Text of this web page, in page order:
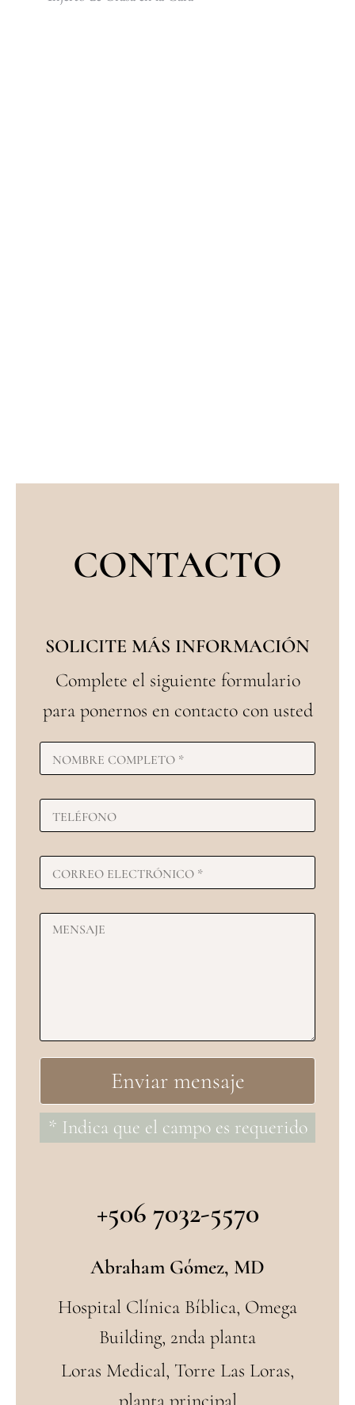
CONTACTO
SOLICITE MÁS INFORMACIÓN
Complete el siguiente formulario
para ponernos en contacto con usted
* Indica que el campo es requerido
+506 7032-5570
Abraham Gómez, MD
Hospital Clínica Bíblica, Omega
Building, 2nda planta
Loras Medical, Torre Las Loras,